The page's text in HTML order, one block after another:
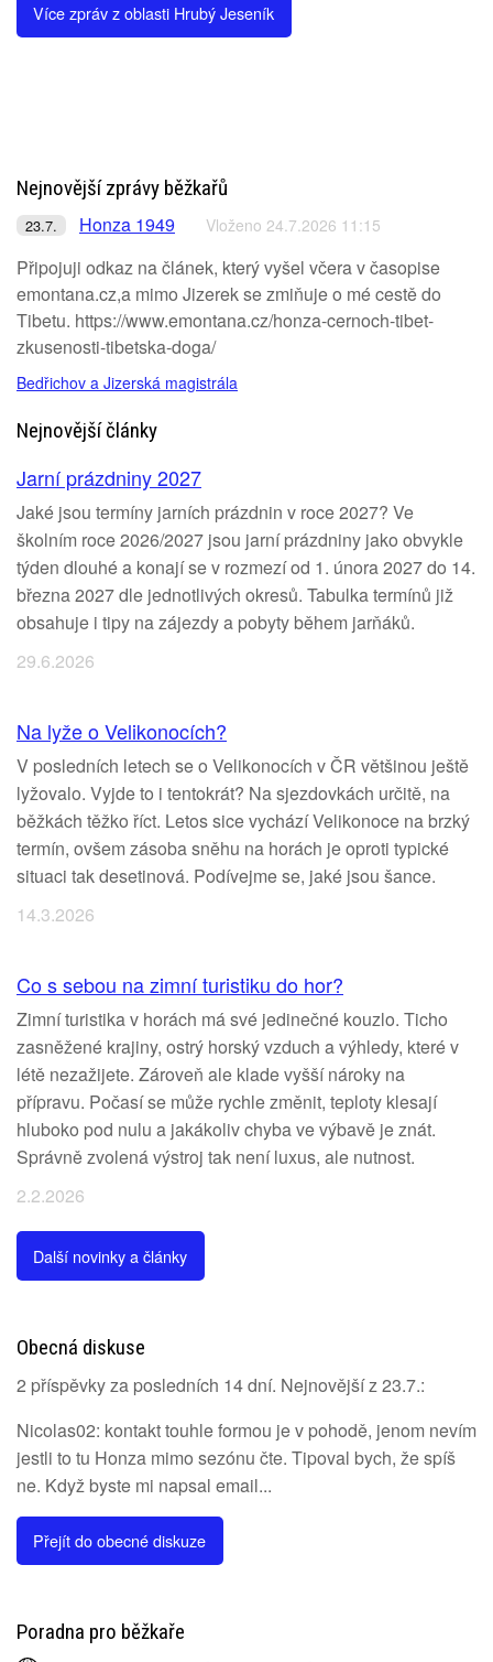
Více zpráv z oblasti Hrubý Jeseník
Nejnovější zprávy běžkařů
23.7. Honza 1949 Vloženo 24.7.2026 11:15
Připojuji odkaz na článek, který vyšel včera v časopise
emontana.cz,a mimo Jizerek se zmiňuje o mé cestě do
Tibetu. https://www.emontana.cz/honza-cernoch-tibet-
zkusenosti-tibetska-doga/
Bedřichov a Jizerská magistrála
Nejnovější články
Jarní prázdniny 2027
Jaké jsou termíny jarních prázdnin v roce 2027? Ve
školním roce 2026/2027 jsou jarní prázdniny jako obvykle
týden dlouhé a konají se v rozmezí od 1. února 2027 do 14.
března 2027 dle jednotlivých okresů. Tabulka termínů již
obsahuje i tipy na zájezdy a pobyty během jarňáků.
29.6.2026
Na lyže o Velikonocích?
V posledních letech se o Velikonocích v ČR většinou ještě
lyžovalo. Vyjde to i tentokrát? Na sjezdovkách určitě, na
běžkách těžko říct. Letos sice vychází Velikonoce na brzký
termín, ovšem zásoba sněhu na horách je oproti typické
situaci tak desetinová. Podívejme se, jaké jsou šance.
14.3.2026
Co s sebou na zimní turistiku do hor?
Zimní turistika v horách má své jedinečné kouzlo. Ticho
zasněžené krajiny, ostrý horský vzduch a výhledy, které v
létě nezažijete. Zároveň ale klade vyšší nároky na
přípravu. Počasí se může rychle změnit, teploty klesají
hluboko pod nulu a jakákoliv chyba ve výbavě je znát.
Správně zvolená výstroj tak není luxus, ale nutnost.
2.2.2026
Další novinky a články
Obecná diskuse
2 příspěvky za posledních 14 dní. Nejnovější z 23.7.:
Nicolas02: kontakt touhle formou je v pohodě, jenom nevím
jestli to tu Honza mimo sezónu čte. Tipoval bych, že spíš
ne. Když byste mi napsal email...
Přejít do obecné diskuze
Poradna pro běžkaře